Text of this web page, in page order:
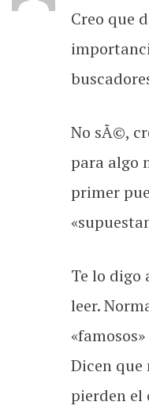
Creo que
No sÃ©,
para algo
primer
Te lo digo
leer.
Dicen
pierden el